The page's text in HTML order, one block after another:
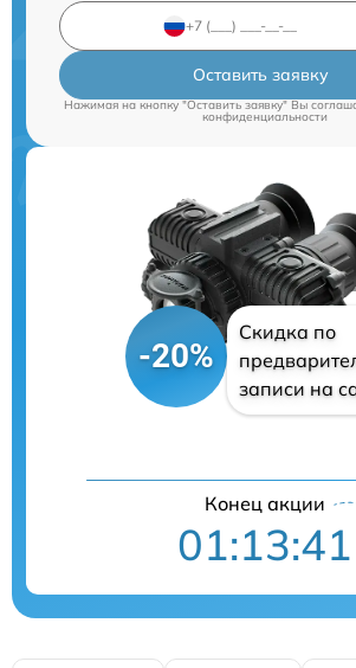
Оставить заявку
Нажимая на кнопку "Оставить заявку" Вы
конфиденциальности
-20%
Скидка по
записи на
Конец акции
01:13:41